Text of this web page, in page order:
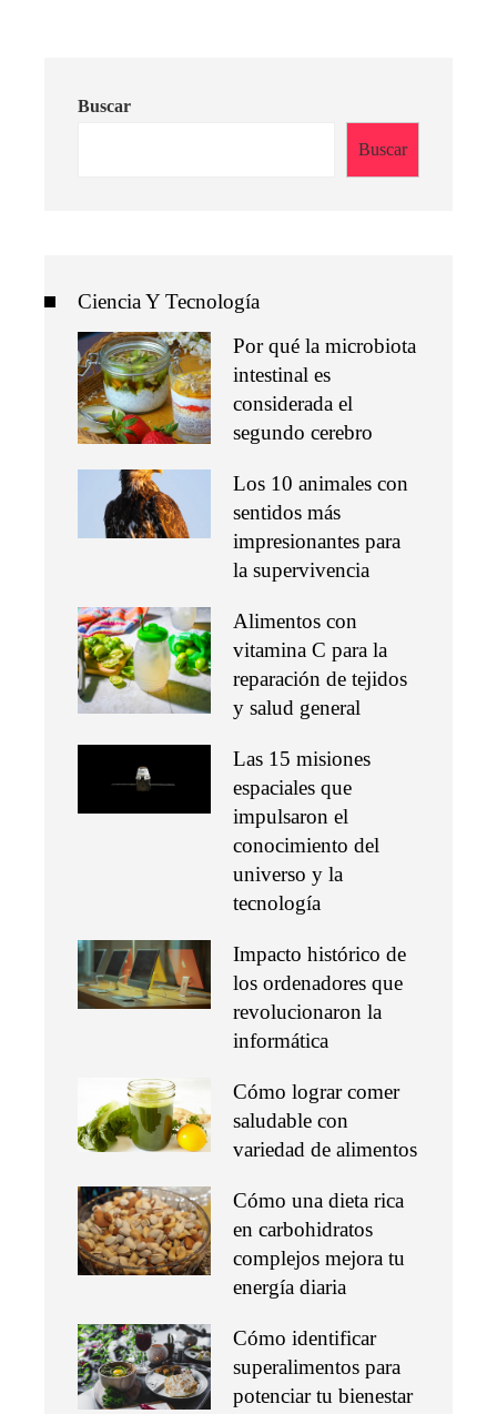
Buscar
Buscar
Ciencia Y Tecnología
Por qué la microbiota
intestinal es
considerada el
segundo cerebro
Los 10 animales con
sentidos más
impresionantes para
la supervivencia
Alimentos con
vitamina C para la
reparación de tejidos
y salud general
Las 15 misiones
espaciales que
impulsaron el
conocimiento del
universo y la
tecnología
Impacto histórico de
los ordenadores que
revolucionaron la
informática
Cómo lograr comer
saludable con
variedad de alimentos
Cómo una dieta rica
en carbohidratos
complejos mejora tu
energía diaria
Cómo identificar
superalimentos para
potenciar tu bienestar